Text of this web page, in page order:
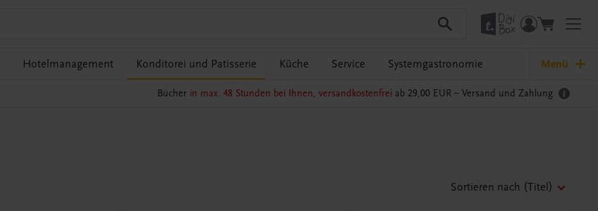
Hotelmanagement Konditorei und Patisserie Küche Service Systemgastronomie Menü
Bücher in max. 48 Stunden bei Ihnen, versandkostenfrei ab 29,00 EUR – Versand und Zahlung
Sortieren nach (Titel)